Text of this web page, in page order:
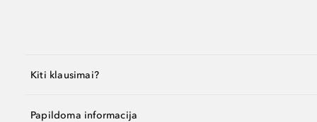
Kiti klausimai?
Papildoma informacija